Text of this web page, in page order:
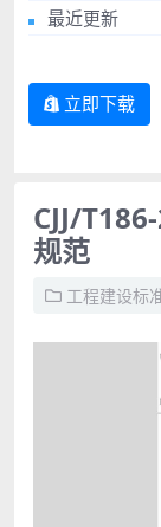
最近更新
立即下载
CJJ/
规范
工程建设标